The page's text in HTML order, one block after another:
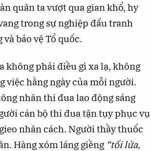
quân ta vượt qua gian khổ, hy
trong sự nghiệp đấu tranh
bảo vệ Tổ quốc.
không phải điều gì xa lạ, không
hằng ngày của mỗi người.
nhân thi đua lao động sáng
cán bộ thi đua tận tụy phục vụ
nhân cách. Người thầy thuốc
Hàng xóm láng giềng “tối lửa,